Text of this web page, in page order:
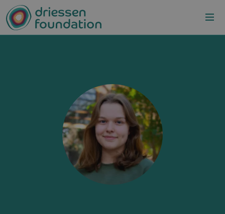
Overslaan en naar de inhoud gaan